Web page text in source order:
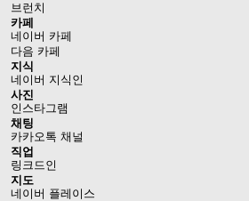
브런치
카페
네이버 카페
다음 카페
지식
네이버 지식인
사진
인스타그램
채팅
카카오톡 채널
직업
링크드인
지도
네이버 플레이스